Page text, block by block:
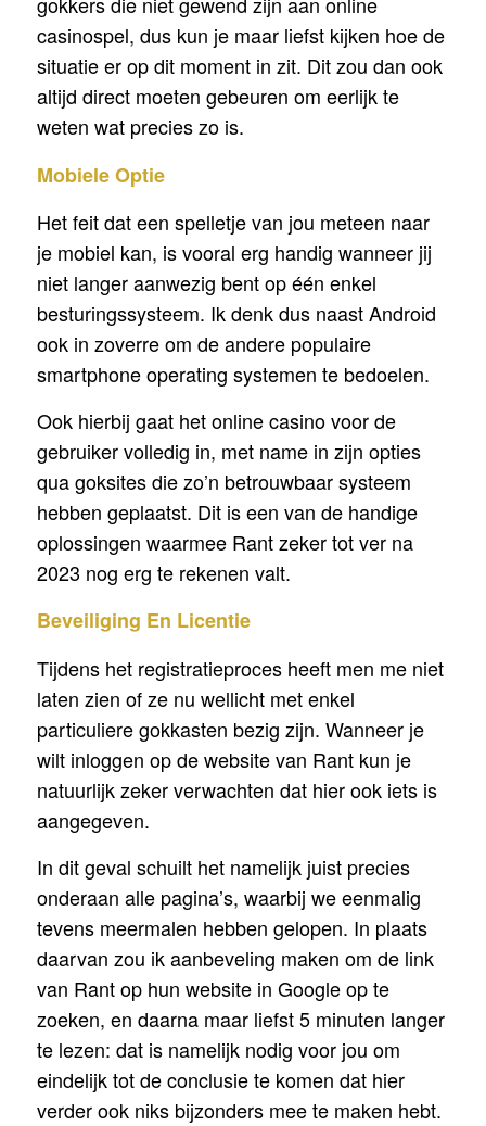
casinospel, dus kun je maar liefst kijken hoe de
situatie er op dit moment in zit. Dit zou dan ook
altijd direct moeten gebeuren om eerlijk te
weten wat precies zo is.
Mobiele Optie
Het feit dat een spelletje van jou meteen naar
je mobiel kan, is vooral erg handig wanneer jij
niet langer aanwezig bent op één enkel
besturingssysteem. Ik denk dus naast Android
ook in zoverre om de andere populaire
smartphone operating systemen te bedoelen.
Ook hierbij gaat het online casino voor de
gebruiker volledig in, met name in zijn opties
qua goksites die zo’n betrouwbaar systeem
hebben geplaatst. Dit is een van de handige
oplossingen waarmee Rant zeker tot ver na
2023 nog erg te rekenen valt.
Beveiliging En Licentie
Tijdens het registratieproces heeft men me niet
laten zien of ze nu wellicht met enkel
particuliere gokkasten bezig zijn. Wanneer je
wilt inloggen op de website van Rant kun je
natuurlijk zeker verwachten dat hier ook iets is
aangegeven.
In dit geval schuilt het namelijk juist precies
onderaan alle pagina’s, waarbij we eenmalig
tevens meermalen hebben gelopen. In plaats
daarvan zou ik aanbeveling maken om de link
van Rant op hun website in Google op te
zoeken, en daarna maar liefst 5 minuten langer
te lezen: dat is namelijk nodig voor jou om
eindelijk tot de conclusie te komen dat hier
verder ook niks bijzonders mee te maken hebt.